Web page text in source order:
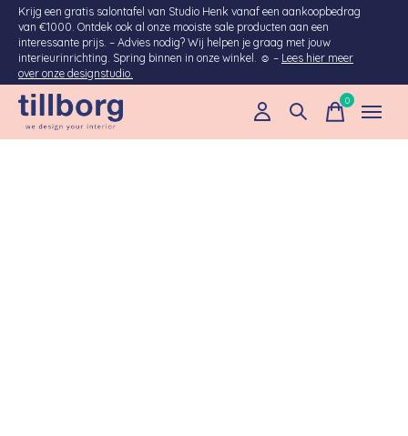
Krijg een gratis salontafel van Studio Henk vanaf een aankoopbedrag
van €1000. Ontdek ook al onze mooiste sale producten aan een
interessante prijs. – Advies nodig? Wij helpen je graag met jouw
interieurinrichting. Spring binnen in onze winkel. ☺ – Lees hier meer
over onze designstudio.
0items